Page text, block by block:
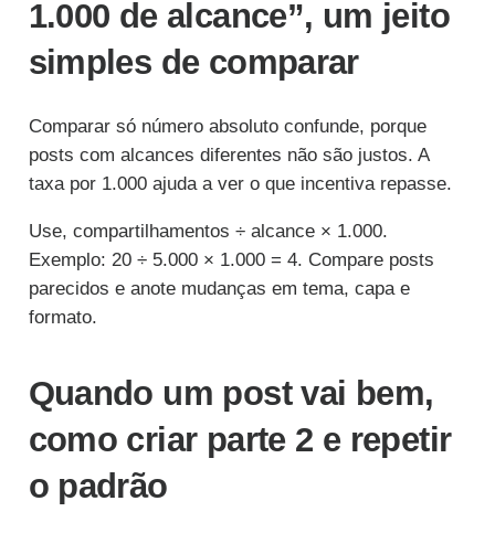
1.000 de alcance”, um jeito
simples de comparar
Comparar só número absoluto confunde, porque
posts com alcances diferentes não são justos. A
taxa por 1.000 ajuda a ver o que incentiva repasse.
Use, compartilhamentos ÷ alcance × 1.000.
Exemplo: 20 ÷ 5.000 × 1.000 = 4. Compare posts
parecidos e anote mudanças em tema, capa e
formato.
Quando um post vai bem,
como criar parte 2 e repetir
o padrão